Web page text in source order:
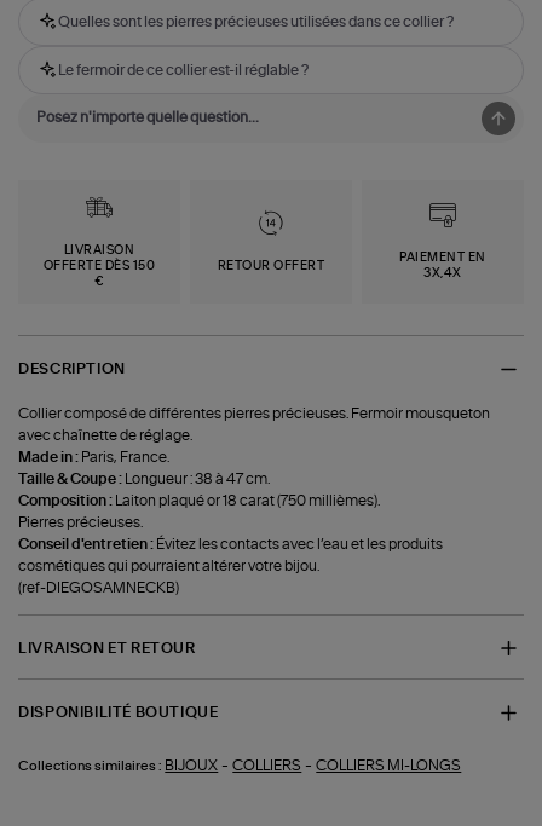
Quelles sont les pierres précieuses utilisées dans ce collier ?
Le fermoir de ce collier est-il réglable ?
LIVRAISON
OFFERTE DÈS 150
€
RETOUR OFFERT
PAIEMENT EN
3X,4X
DESCRIPTION
Collier composé de différentes pierres précieuses. Fermoir mousqueton
avec chaînette de réglage.
Made in : Paris, France.
Taille & Coupe :
Longueur : 38 à 47 cm.
Composition :
Laiton plaqué or 18 carat (750 millièmes).
Pierres précieuses.
Conseil d'entretien : Évitez les contacts avec l’eau et les produits
cosmétiques qui pourraient altérer votre bijou.
(ref-DIEGOSAMNECKB)
LIVRAISON ET RETOUR
DISPONIBILITÉ BOUTIQUE
Collections similaires : BIJOUX -COLLIERS -COLLIERS MI-LONGS